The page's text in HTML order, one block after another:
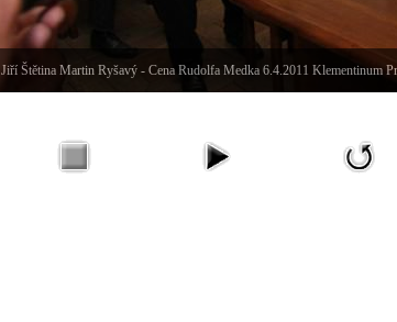
Jiří Štětina Martin Ryšavý - Cena Rudolfa Medka 6.4.2011 Klementinum